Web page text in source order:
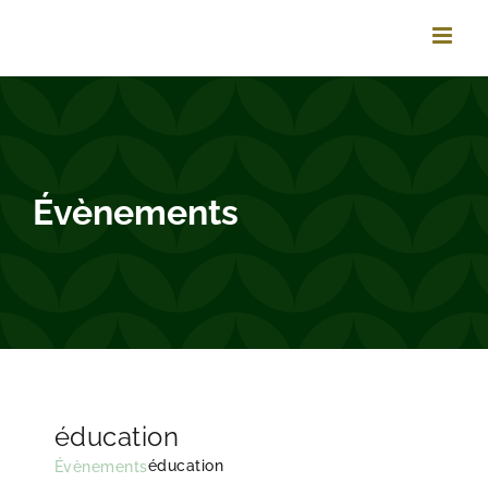
contenuto
Évènements
éducation
Évènementséducation